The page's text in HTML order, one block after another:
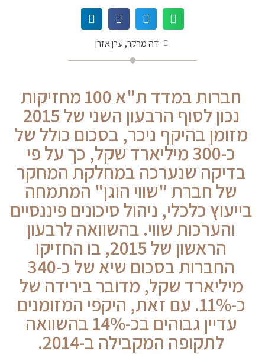
דה מרקר, ערן אזרן
חברות במדד ת"א 100 מחזיקות
נכון לסוף הרבעון השני של 2015
מזומן בהיקף ניכר, בסכום כולל של
כ-300 מיליארד שקל, כך על פי
בדיקה שנערכה במחלקת המחקר
של חברת "שווי הוגן" המתמחה
בייעוץ כלכלי, ניהול סיכונים פיננסיים
והערכות שווי. בהשוואה לרבעון
הראשון של 2015, בו החזיקו
החברות בסכום שיא של כ-340
מיליארד שקל, מדובר בירידה של
כ-11%. עם זאת, היקפי המזומנים
עדיין גבוהים בכ-14% בהשוואה
לתקופה המקבילה ב-2014.